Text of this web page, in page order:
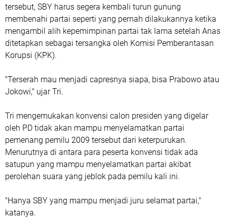
tersebut, SBY harus segera kembali turun gunung
membenahi partai seperti yang pernah dilakukannya ketika
mengambil alih kepemimpinan partai tak lama setelah Anas
ditetapkan sebagai tersangka oleh Komisi Pemberantasan
Korupsi (KPK).
"Terserah mau menjadi capresnya siapa, bisa Prabowo atau
Jokowi," ujar Tri.
Tri mengemukakan konvensi calon presiden yang digelar
oleh PD tidak akan mampu menyelamatkan partai
pemenang pemilu 2009 tersebut dari keterpurukan.
Menurutnya di antara para peserta konvensi tidak ada
satupun yang mampu menyelamatkan partai akibat
perolehan suara yang jeblok pada pemilu kali ini.
"Hanya SBY yang mampu menjadi juru selamat partai,"
katanya.